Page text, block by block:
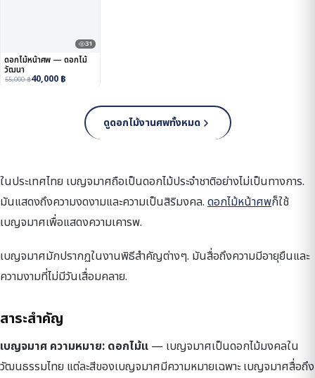
31
ดอกไม้หน้าศพ — ดอกไม้
วัฒนา
55,000฿40,000 ฿
ดูดอกไม้งานศพทั้งหมด
ในประเทศไทย เบญจมาศถือเป็นดอกไม้ประจำชาติอย่างไม่เป็นทางการ.
มันแสดงถึงความงดงามและความเป็นสิริมงคล. ดอกไม้หน้าศพก็ใช้
เบญจมาศเพื่อแสดงความเคารพ.
เบญจมาศมักปรากฏในงานพิธีสำคัญต่างๆ. มันสื่อถึงความมีอายุยืนและ
ความงามที่ไม่มีวันเสื่อมคลาย.
สาระสำคัญ
เบญจมาศ ความหมาย: ดอกไม้แ — เบญจมาศเป็นดอกไม้มงคลใน
วัฒนธรรมไทย แต่ละสีของเบญจมาศมีความหมายเฉพาะ เบญจมาศสื่อถึง